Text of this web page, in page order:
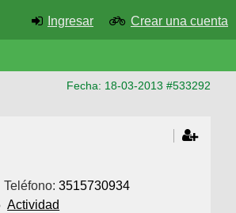
Ingresar Crear una cuenta
Fecha: 18-03-2013 #533292
Teléfono:3515730934
Actividad